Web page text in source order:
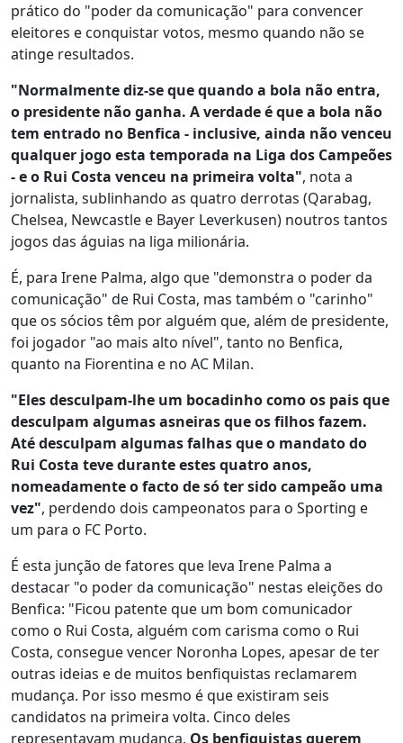
prático do "poder da comunicação" para convencer
eleitores e conquistar votos, mesmo quando não se
atinge resultados.
"Normalmente diz-se que quando a bola não entra,
o presidente não ganha. A verdade é que a bola não
tem entrado no Benfica - inclusive, ainda não venceu
qualquer jogo esta temporada na Liga dos Campeões
- e o Rui Costa venceu na primeira volta", nota a
jornalista, sublinhando as quatro derrotas (Qarabag,
Chelsea, Newcastle e Bayer Leverkusen) noutros tantos
jogos das águias na liga milionária.
É, para Irene Palma, algo que "demonstra o poder da
comunicação" de Rui Costa, mas também o "carinho"
que os sócios têm por alguém que, além de presidente,
foi jogador "ao mais alto nível", tanto no Benfica,
quanto na Fiorentina e no AC Milan.
"Eles desculpam-lhe um bocadinho como os pais que
desculpam algumas asneiras que os filhos fazem.
Até desculpam algumas falhas que o mandato do
Rui Costa teve durante estes quatro anos,
nomeadamente o facto de só ter sido campeão uma
vez", perdendo dois campeonatos para o Sporting e
um para o FC Porto.
É esta junção de fatores que leva Irene Palma a
destacar "o poder da comunicação" nestas eleições do
Benfica: "Ficou patente que um bom comunicador
como o Rui Costa, alguém com carisma como o Rui
Costa, consegue vencer Noronha Lopes, apesar de ter
outras ideias e de muitos benfiquistas reclamarem
mudança. Por isso mesmo é que existiram seis
candidatos na primeira volta. Cinco deles
representavam mudança. Os benfiquistas querem